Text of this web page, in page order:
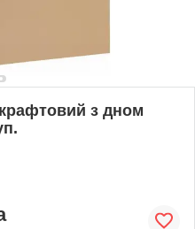
з дном